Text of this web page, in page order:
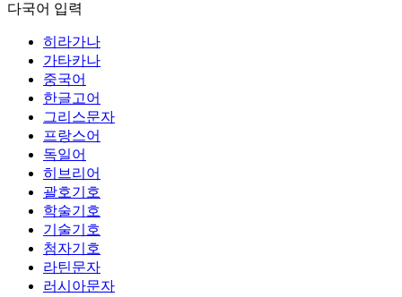
다국어 입력
히라가나
가타카나
중국어
한글고어
그리스문자
프랑스어
독일어
히브리어
괄호기호
학술기호
기술기호
첨자기호
라틴문자
러시아문자